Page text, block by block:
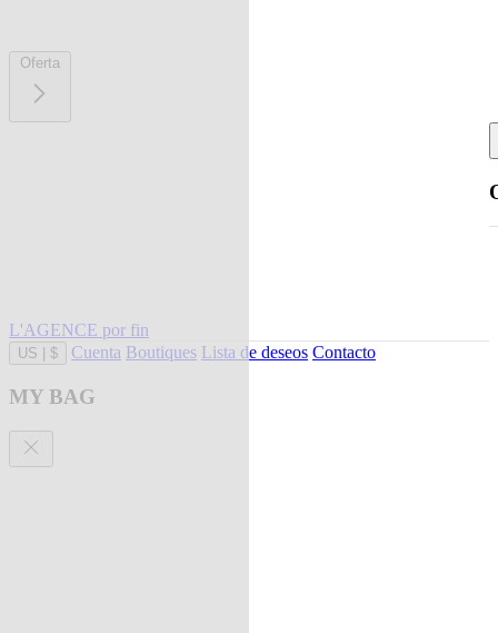
Oferta
L'AGENCE por fin
US $ Cuenta Boutiques Lista de deseos Contacto
MY BAG